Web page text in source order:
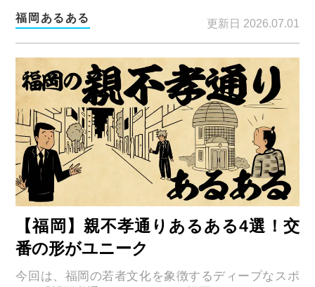
福岡あるある 更新日 2026.07.01
【福岡】親不孝通りあるある4選！交
番の形がユニーク
今回は、福岡の若者文化を象徴するディープなスポ